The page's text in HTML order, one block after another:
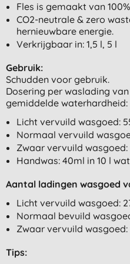
Fles is gemaakt van
CO2-neutrale & zero
hernieuwbare energie.
Verkrijgbaar in: 1,5 l, 5 l
Gebruik:
Schudden voor gebruik.
Dosering per waslading
gemiddelde waterhardheid:
Licht vervuild wasgoed:
Normaal vervuild
Zwaar vervuild wasgoed:
Handwas: 40ml in 10 l
Aantal ladingen wasgoed
Licht vervuild wasgoed:
Normaal bevuild
Zwaar vervuild
Tips: